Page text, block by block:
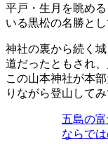
平戸・生月を眺め
いる黒松の名勝と
神社の裏から続く
道だったともされ
この山本神社が本
りながら登山して
五島の
ならで